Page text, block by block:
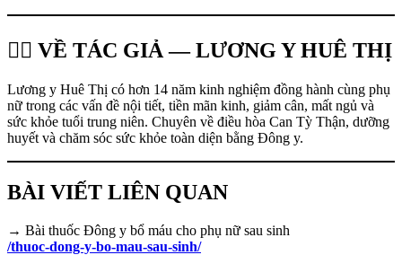
👩‍⚕️ VỀ TÁC GIẢ — LƯƠNG Y HUÊ THỊ
Lương y Huê Thị có hơn 14 năm kinh nghiệm đồng hành cùng phụ
nữ trong các vấn đề nội tiết, tiền mãn kinh, giảm cân, mất ngủ và
sức khỏe tuổi trung niên. Chuyên về điều hòa Can Tỳ Thận, dưỡng
huyết và chăm sóc sức khỏe toàn diện bằng Đông y.
BÀI VIẾT LIÊN QUAN
→ Bài thuốc Đông y bổ máu cho phụ nữ sau sinh
/thuoc-dong-y-bo-mau-sau-sinh/